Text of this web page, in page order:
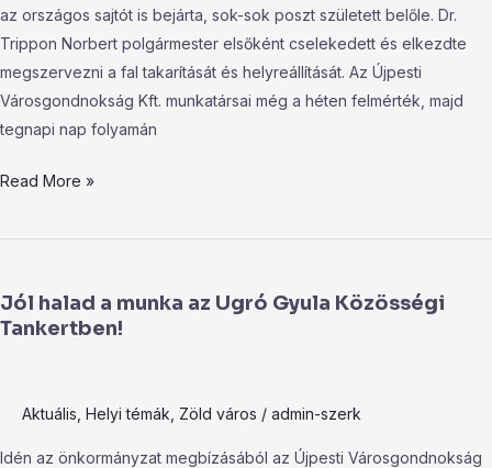
az országos sajtót is bejárta, sok-sok poszt született belőle. Dr.
Trippon Norbert polgármester elsőként cselekedett és elkezdte
megszervezni a fal takarítását és helyreállítását. Az Újpesti
Városgondnokság Kft. munkatársai még a héten felmérték, majd
tegnapi nap folyamán
Read More »
Jól halad a munka az Ugró Gyula Közösségi
Tankertben!
Aktuális Helyi témák Zöld város / admin-szerk
Idén az önkormányzat megbízásából az Újpesti Városgondnokság
a
munka
Gyula
Közösségi